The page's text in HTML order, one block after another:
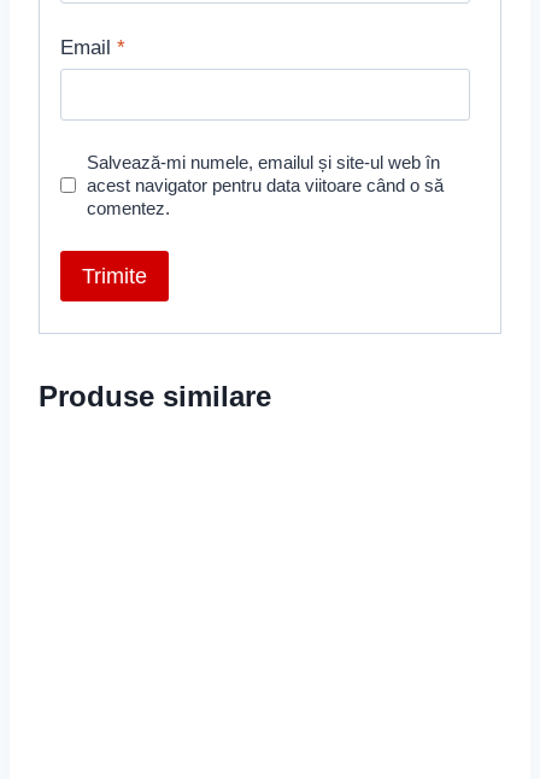
Email *
Salvează-mi numele, emailul și site-ul web în
acest navigator pentru data viitoare când o să
comentez.
Produse similare